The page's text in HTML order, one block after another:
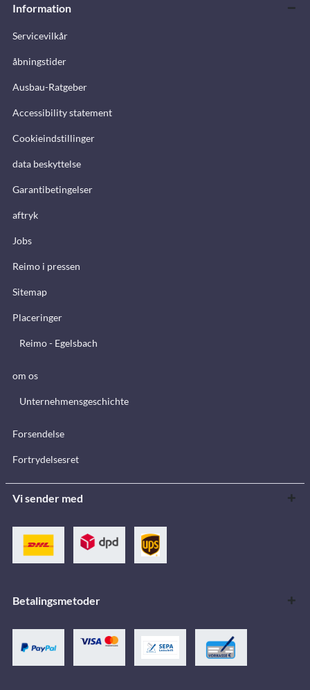
Information
Servicevilkår
åbningstider
Ausbau-Ratgeber
Accessibility statement
Cookieindstillinger
data beskyttelse
Garantibetingelser
aftryk
Jobs
Reimo i pressen
Sitemap
Placeringer
Reimo - Egelsbach
om os
Unternehmensgeschichte
Forsendelse
Fortrydelsesret
Vi sender med
Betalingsmetoder